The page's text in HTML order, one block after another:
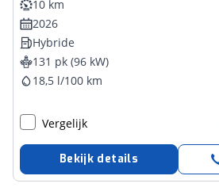
10 km
2026
Hybride
131 pk (96 kW)
18,5 l/100 km
Vergelijk
Bekijk details